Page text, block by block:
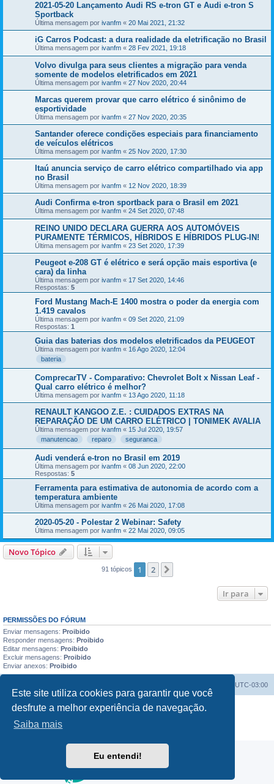
Este site utiliza cookies para garantir que você
desfrute a melhor experiência de navegação.
Saiba mais
Eu entendi!
2021-05-20 Lançamento Audi RS e-tron GT e Audi e-tron S
Sportback
Última mensagem por ivanfm « 20 Mai 2021, 21:32
iG Carros Podcast: a dura realidade da eletrificação no Brasil
Última mensagem por ivanfm « 28 Fev 2021, 19:18
Volvo divulga para seus clientes a migração para venda
somente de modelos eletrificados em 2021
Última mensagem por ivanfm « 27 Nov 2020, 20:44
Marcas querem provar que carro elétrico é sinônimo de
esportividade
Última mensagem por ivanfm « 27 Nov 2020, 20:35
Santander oferece condições especiais para financiamento
de veículos elétricos
Última mensagem por ivanfm « 25 Nov 2020, 17:30
Itaú anuncia serviço de carro elétrico compartilhado via app
no Brasil
Última mensagem por ivanfm « 12 Nov 2020, 18:39
Audi Confirma e-tron sportback para o Brasil em 2021
Última mensagem por ivanfm « 24 Set 2020, 07:48
REINO UNIDO DECLARA GUERRA AOS AUTOMÓVEIS
PURAMENTE TÉRMICOS, HÍBRIDOS E HÍBRIDOS PLUG-IN!
Última mensagem por ivanfm « 23 Set 2020, 17:39
Peugeot e-208 GT é elétrico e será opção mais esportiva (e
cara) da linha
Última mensagem por ivanfm « 17 Set 2020, 14:46
Respostas: 5
Ford Mustang Mach-E 1400 mostra o poder da energia com
1.419 cavalos
Última mensagem por ivanfm « 09 Set 2020, 21:09
Respostas: 1
Guia das baterias dos modelos eletrificados da PEUGEOT
Última mensagem por ivanfm « 16 Ago 2020, 12:04
bateria
ComprecarTV - Comparativo: Chevrolet Bolt x Nissan Leaf -
Qual carro elétrico é melhor?
Última mensagem por ivanfm « 13 Ago 2020, 11:18
RENAULT KANGOO Z.E. : CUIDADOS EXTRAS NA
REPARAÇÃO DE UM CARRO ELÉTRICO | TONIMEK AVALIA
Última mensagem por ivanfm « 15 Jul 2020, 19:57
manutencao
reparo seguranca
Audi venderá e-tron no Brasil em 2019
Última mensagem por ivanfm « 08 Jun 2020, 22:00
Respostas: 5
Ferramenta para estimativa de autonomia de acordo com a
temperatura ambiente
Última mensagem por ivanfm « 26 Mai 2020, 17:08
2020-05-20 - Polestar 2 Webinar: Safety
Última mensagem por ivanfm « 22 Mai 2020, 09:05
Novo Tópico
91 tópicos 1 2
Ir para
PERMISSÕES DO FÓRUM
Enviar mensagens: Proibido
Responder mensagens: Proibido
Editar mensagens: Proibido
Excluir mensagens: Proibido
Enviar anexos: Proibido
UTC-03:00
Powered byphpBB® Forum Software © phpBB Limited